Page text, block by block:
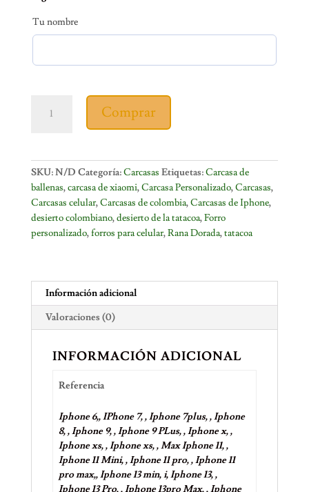
Tu nombre
tatacoa
Comprar
SKU:N/D Categoría:Carcasas Etiquetas:Carcasa de
ballenas,carcasa de xiaomi,Carcasa Personalizado,Carcasas,
Carcasas celular,Carcasas de colombia,Carcasas de Iphone,
desierto colombiano,desierto de la tatacoa,Forro
personalizado,forros para celular,Rana Dorada,tatacoa
Información adicional
Valoraciones (0)
INFORMACIÓN ADICIONAL
Referencia
Iphone 6,, IPhone 7, , Iphone 7plus, , Iphone
8, , Iphone 9, , Iphone 9 PLus, , Iphone x, ,
Iphone xs, , Iphone xs, , Max Iphone 11, ,
Iphone 11 Mini, , Iphone 11 pro, , Iphone 11
pro max,, Iphone 13 min, i, Iphone 13, ,
Iphone 13 Pro, , Iphone 13pro Max, , Iphone